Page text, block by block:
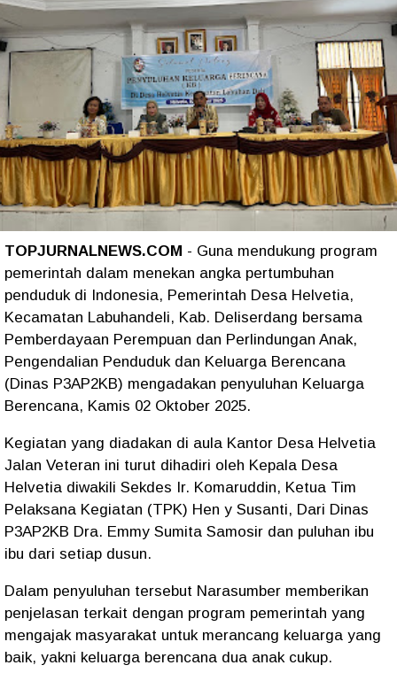
TOPJURNALNEWS.COM - Guna mendukung program
pemerintah dalam menekan angka pertumbuhan
penduduk di Indonesia, Pemerintah Desa Helvetia,
Kecamatan Labuhandeli, Kab. Deliserdang bersama
Pemberdayaan Perempuan dan Perlindungan Anak,
Pengendalian Penduduk dan Keluarga Berencana
(Dinas P3AP2KB) mengadakan penyuluhan Keluarga
Berencana, Kamis 02 Oktober 2025.
Kegiatan yang diadakan di aula Kantor Desa Helvetia
Jalan Veteran ini turut dihadiri oleh Kepala Desa
Helvetia diwakili Sekdes Ir. Komaruddin, Ketua Tim
Pelaksana Kegiatan (TPK) Hen y Susanti, Dari Dinas
P3AP2KB Dra. Emmy Sumita Samosir dan puluhan ibu
ibu dari setiap dusun.
Dalam penyuluhan tersebut Narasumber memberikan
penjelasan terkait dengan program pemerintah yang
mengajak masyarakat untuk merancang keluarga yang
baik, yakni keluarga berencana dua anak cukup.